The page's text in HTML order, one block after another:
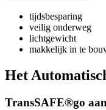
tijdsbesparing
veilig onderweg
lichtgewicht
makkelijk in te
Het
TransSAFE®go